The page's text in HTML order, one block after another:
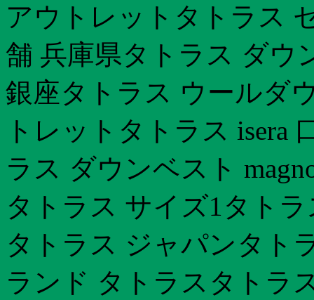
アウトレットタトラス
舗 兵庫県タトラス ダウ
銀座タトラス ウールダ
トレットタトラス isera
ラス ダウンベスト
タトラス サイズ1タト
タトラス ジャパンタト
ランド タトラスタトラ